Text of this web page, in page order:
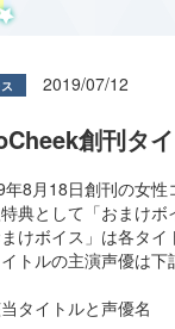
2019/07/12
創刊タ
8月18日創刊の女性
典として「おまけボ
まけボイス」は各タ
トルの主演声優は下
タイトルと声優名